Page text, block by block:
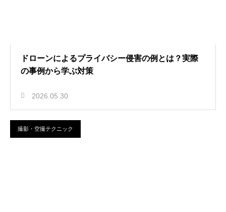
ドローンによるプライバシー侵害の例とは？実際
の事例から学ぶ対策
2026.05.30
撮影・空撮テクニック